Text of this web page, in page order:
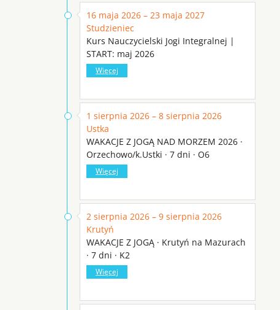
16 maja 2026 – 23 maja 2027
Studzieniec
Kurs Nauczycielski Jogi Integralnej |
START: maj 2026
Więcej
1 sierpnia 2026 – 8 sierpnia 2026
Ustka
WAKACJE Z JOGĄ NAD MORZEM 2026 ·
Orzechowo/k.Ustki · 7 dni · O6
Więcej
2 sierpnia 2026 – 9 sierpnia 2026
Krutyń
WAKACJE Z JOGĄ · Krutyń na Mazurach
· 7 dni · K2
Więcej